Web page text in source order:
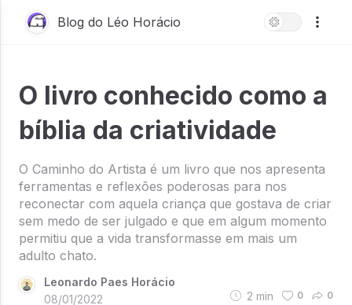
Blog do Léo Horácio
O livro conhecido como a
bíblia da criatividade
O Caminho do Artista é um livro que nos apresenta
ferramentas e reflexões poderosas para nos
reconectar com aquela criança que gostava de criar
sem medo de ser julgado e que em algum momento
permitiu que a vida transformasse em mais um
adulto chato.
Leonardo Paes Horácio
08/01/2022
2 min 0 0